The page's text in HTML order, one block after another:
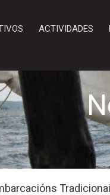
ACTIVIDADES